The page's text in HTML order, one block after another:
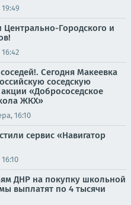
Городского и
Сегодня Макеевка
соседскую
«Добрососедское
ЖКХ»
16:10
сервис «Навигатор
ДНР на покупку школьной
выплатят по 4 тысячи